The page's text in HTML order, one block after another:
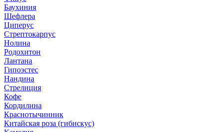
Баухиния
Шефлера
Циперус
Стрептокарпус
Нолина
Родохитон
Лантана
Гипоэстес
Нандина
Стрелиция
Кофе
Кордилина
Краснотычинник
Китайская роза (гибискус)